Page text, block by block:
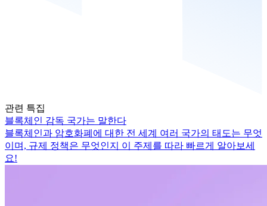
관련 특집
블록체인 감독 국가는 말한다
블록체인과 암호화폐에 대한 전 세계 여러 국가의 태도는 무엇
이며, 규제 정책은 무엇인지 이 주제를 따라 빠르게 알아보세
요!